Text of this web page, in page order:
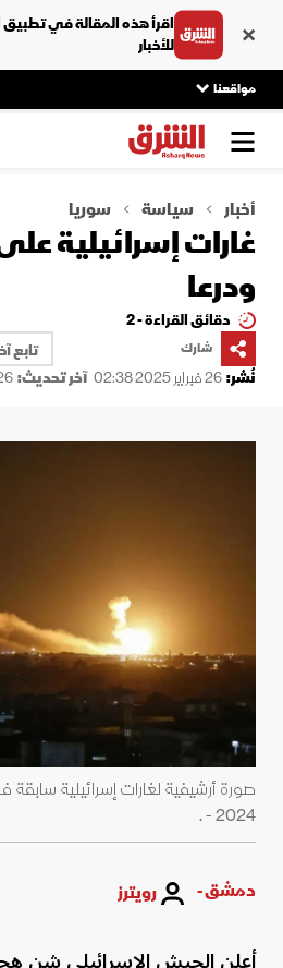
اقرأ هذه المقالة في
للأخبار
مواقعنا
أخبار سياسة سوريا
غارات إسرائيلية
ودرعا
دقائق القراءة - 2
شارك
تابع
نُشر:26 فبراير 2025 02:38 آخر تحديث:26 فبراير
2024 - .
دمشق - رويترز